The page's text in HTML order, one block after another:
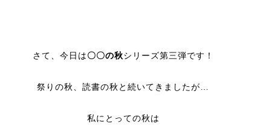
さて、今日は〇〇の秋シリーズ第三弾です！
祭りの秋、読書の秋と続いてきましたが…
私にとっての秋は